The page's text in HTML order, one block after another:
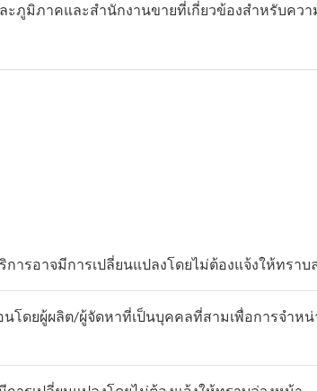
ะภูมิภาคและสำนักงานขายที่เกี่ยวข้องสำหรับค
ารอาจมีการเปลี่ยนแปลงโดยไม่ต้องแจ้งให้ทราบ
ดยผู้ผลิต/ผู้จัดหาที่เป็นบุคคลที่สามเพื่อการจำ